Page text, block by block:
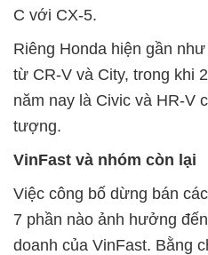
C với CX-5.
Riêng Honda hiện gần
từ CR-V và City, trong khi
năm nay là Civic và HR-V
tượng.
VinFast và nhóm còn lại
Việc công bố dừng bán
7 phần nào ảnh hưởng
doanh của VinFast. Bằng